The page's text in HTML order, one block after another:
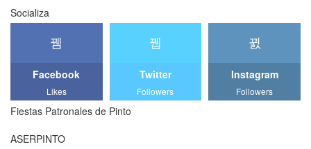
Socializa
Facebook
Likes
Twitter
Followers
Instagram
Followers
Fiestas Patronales de Pinto
ASERPINTO